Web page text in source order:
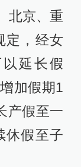
北京、重
定，经女
延长假
加假期1
产假至一
休假至子